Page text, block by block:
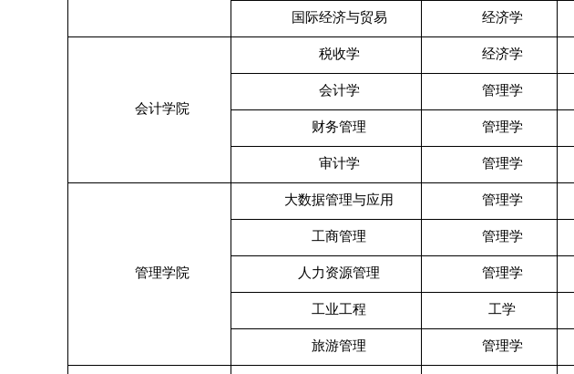
国际经济与贸易 经济学
会计学院
税收学 经济学
会计学 管理学
财务管理 管理学
审计学 管理学
管理学院
大数据管理与应用 管理学
工商管理 管理学
人力资源管理 管理学
工业工程 工学
旅游管理 管理学